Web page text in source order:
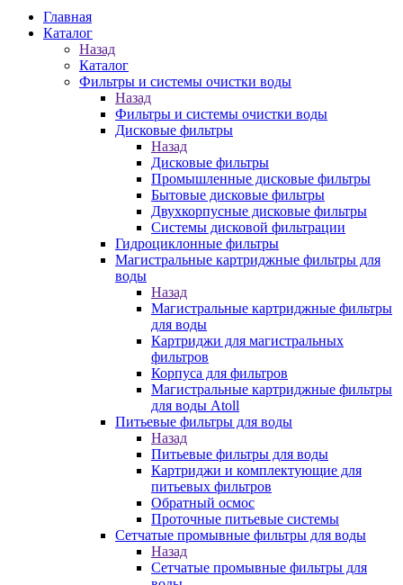
Главная
Каталог
Назад
Каталог
Фильтры и системы очистки воды
Назад
Фильтры и системы очистки воды
Дисковые фильтры
Назад
Дисковые фильтры
Промышленные дисковые фильтры
Бытовые дисковые фильтры
Двухкорпусные дисковые фильтры
Системы дисковой фильтрации
Гидроциклонные фильтры
Магистральные картриджные фильтры для
воды
Назад
Магистральные картриджные фильтры
для воды
Картриджи для магистральных
фильтров
Корпуса для фильтров
Магистральные картриджные фильтры
для воды Atoll
Питьевые фильтры для воды
Назад
Питьевые фильтры для воды
Картриджи и комплектующие для
питьевых фильтров
Обратный осмос
Проточные питьевые системы
Сетчатые промывные фильтры для воды
Назад
Сетчатые промывные фильтры для